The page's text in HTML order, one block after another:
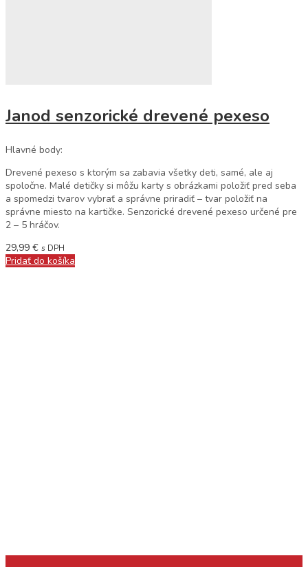
Janod senzorické drevené pexeso
Hlavné body:
Drevené pexeso s ktorým sa zabavia všetky deti, samé, ale aj
spoločne. Malé detičky si môžu karty s obrázkami položiť pred seba
a spomedzi tvarov vybrať a správne priradiť – tvar položiť na
správne miesto na kartičke. Senzorické drevené pexeso určené pre
2 – 5 hráčov.
29,99 € s DPH
Pridať do košíka